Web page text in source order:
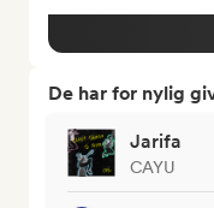
De har for nylig
Jarifa
CAYU